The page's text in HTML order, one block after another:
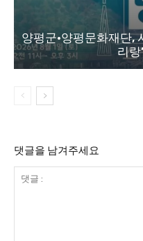
양평군·양평문화재단,
리랑
댓글을 남겨주세요